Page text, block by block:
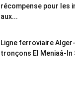
récompense pour les
aux...
Ligne ferroviaire
tronçons El Meniaâ-In